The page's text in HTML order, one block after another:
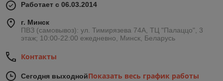
Работает с 06.03.2014
г. Минск
ПВЗ (самовывоз): ул. Тимирязева 74A, ТЦ "Палаццо", 3
этаж; 10:00-22:00 ежедневно, Минск, Беларусь
Контакты
Сегодня выходнойПоказать весь график работы